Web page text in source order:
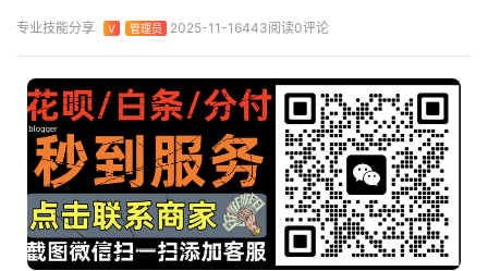
专业技能分享 V 管理员 2025-11-16443阅读0评论